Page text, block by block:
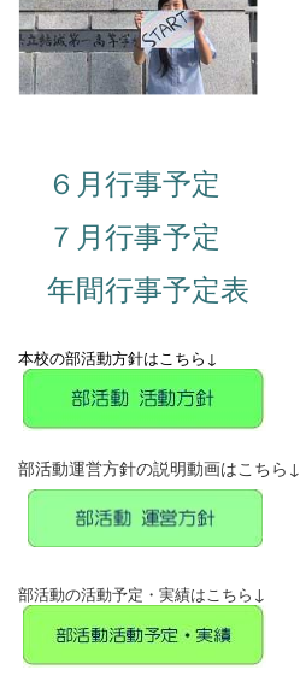
６月行事予定
７月行事予定
年間行事予定表
本校の部活動方針はこちら↓
部活動運営方針の説明動画はこちら↓
部活動の活動予定・実績はこちら ↓